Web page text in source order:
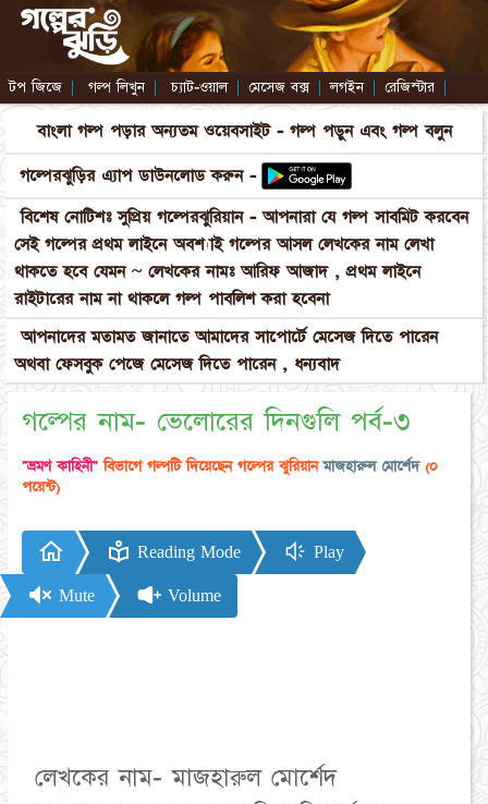
টপ জিজে | গল্প লিখুন | চ্যাট-ওয়াল | মেসেজ বক্স | লগইন | রেজিস্টার |
বাংলা গল্প পড়ার অন্যতম ওয়েবসাইট - গল্প পড়ুন এবং গল্প বলুন
গল্পেরঝুড়ির এ্যাপ ডাউনলোড করুন -
বিশেষ নোটিশঃ সুপ্রিয় গল্পেরঝুরিয়ান - আপনারা যে গল্প সাবমিট করবেন
সেই গল্পের প্রথম লাইনে অবশ্যাই গল্পের আসল লেখকের নাম লেখা
থাকতে হবে যেমন ~ লেখকের নামঃ আরিফ আজাদ , প্রথম লাইনে
রাইটারের নাম না থাকলে গল্প পাবলিশ করা হবেনা
আপনাদের মতামত জানাতে আমাদের সাপোর্টে মেসেজ দিতে পারেন
অথবা ফেসবুক পেজে মেসেজ দিতে পারেন , ধন্যবাদ
গল্পের নাম- ভেলোরের দিনগুলি পর্ব-৩
"ভ্রমণ কাহিনী" বিভাগে গল্পটি দিয়েছেন গল্পের ঝুরিয়ানমাজহারুল মোর্শেদ(০
পয়েন্ট)
Reading Mode Play
Mute Volume